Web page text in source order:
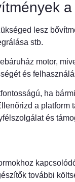
lesz
stb.
motor,
és
ha
a
és
további